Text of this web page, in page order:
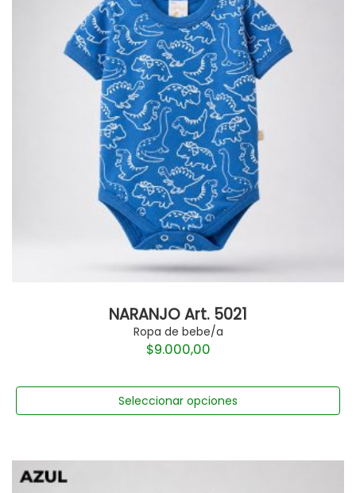
NARANJO Art. 5021
Ropa de bebe/a
$9.000,00
Seleccionar opciones